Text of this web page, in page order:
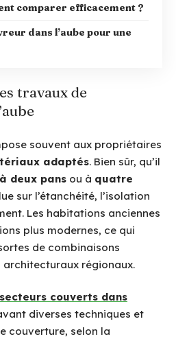
comparer efficacement ?
dans l’aube pour une
travaux de
souvent aux propriétaires
adaptés. Bien sûr, qu’il
deux pans ou à quatre
sur l’étanchéité, l’isolation
Les habitations anciennes
plus modernes, ce qui
de combinaisons
régionaux.
secteurs couverts dans
diverses techniques et
couverture, selon la